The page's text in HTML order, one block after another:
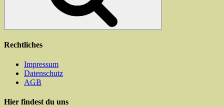
Rechtliches
Impressum
Datenschutz
AGB
Hier findest du uns